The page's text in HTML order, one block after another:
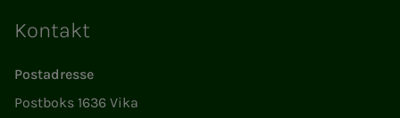
Kontakt
Postadresse
Postboks 1636 Vika